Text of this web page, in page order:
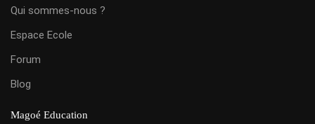
Qui sommes-nous ?
Espace Ecole
Forum
Blog
Magoé Education